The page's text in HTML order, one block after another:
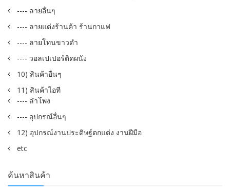
---- ลายอื่นๆ
---- ลายแต่งร้านค้า ร้านกาแฟ
---- ลายโทนขาวดำ
---- วอลเปเปอร์ติดผนัง
10) สินค้าอื่นๆ
11) สินค้าไอที
---- ลำโพง
---- อุปกรณ์อื่นๆ
12) อุปกรณ์งานประดิษฐ์ตกแต่ง งานฝีมือ
etc
ค้นหาสินค้า